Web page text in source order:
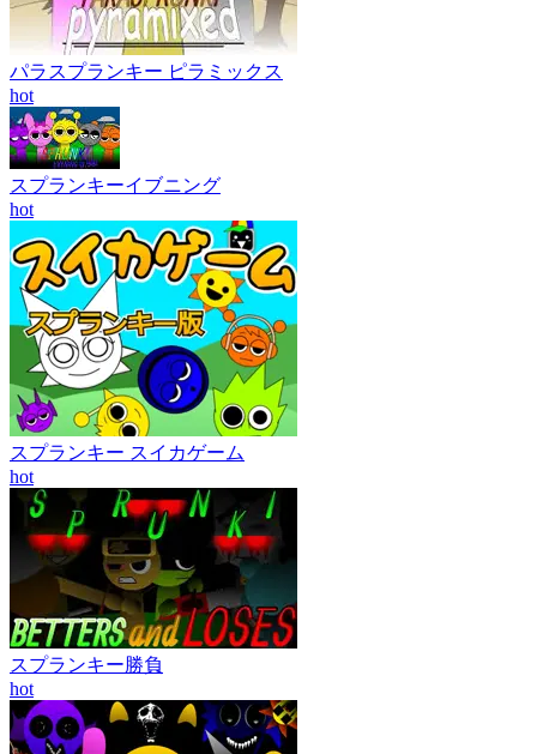
パラスプランキー ピラミックス
hot
スプランキーイブニング
hot
スプランキー スイカゲーム
hot
スプランキー勝負
hot